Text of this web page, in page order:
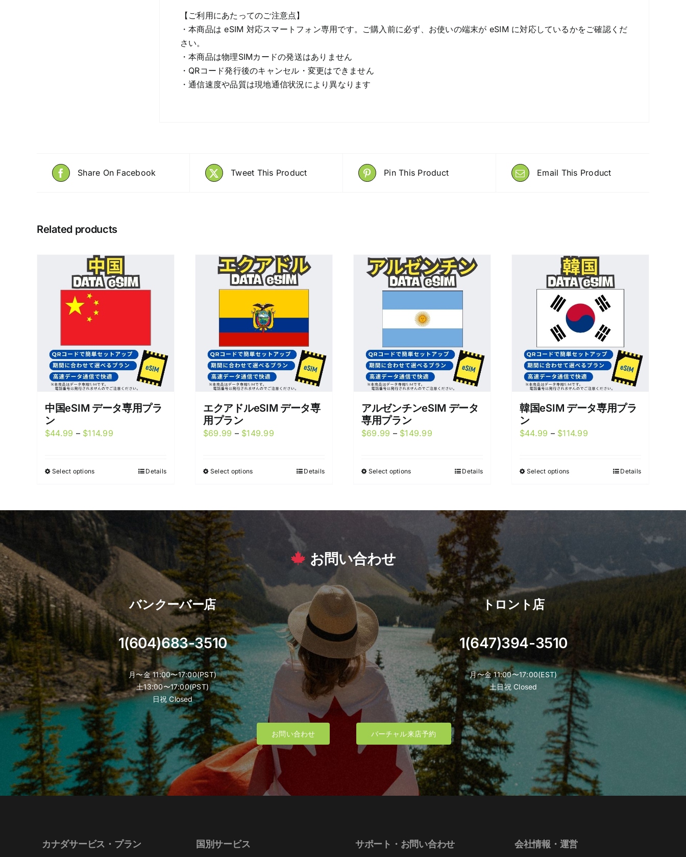
【ご利用にあたってのご注意点】
・本商品は eSIM 対応スマートフォン専用です。ご購入前に必ず、お使いの端末が eSIM に対応しているかをご確認くだ
さい。
・本商品は物理SIMカードの発送はありません
・QRコード発行後のキャンセル・変更はできません
・通信速度や品質は現地通信状況により異なります
Share On Facebook Tweet This Product Pin This Product Email This Product
Related products
中国eSIM データ専用プラ
ン
$44.99 – $114.99Price
through
Select optionsThis
multiple
variants.
The
options
may
be
chosen
on
the
product
page
Details
エクアドルeSIM データ専
用プラン
$69.99 – $149.99Price
through
Select optionsThis
multiple
may
be
the
product
page
Details
アルゼンチンeSIM データ
専用プラン
$69.99 – $149.99Price
through
Select optionsThis
multiple
options
chosen
the
product
page
Details
韓国eSIM データ専用プラ
ン
$44.99 – $114.99Price
through
Select optionsThis
options
may
be
product
page
Details
お問い合わせ
バンクーバー店
1(604)683-3510
月〜金 11:00〜17:00(PST)
土13:00〜17:00(PST)
日祝 Closed
トロント店
1(647)394-3510
月〜金 11:00〜17:00(EST)
土日祝 Closed
お問い合わせ バーチャル来店予約
カナダサービス・プラン 国別サービス サポート・お問い合わせ 会社情報・運営